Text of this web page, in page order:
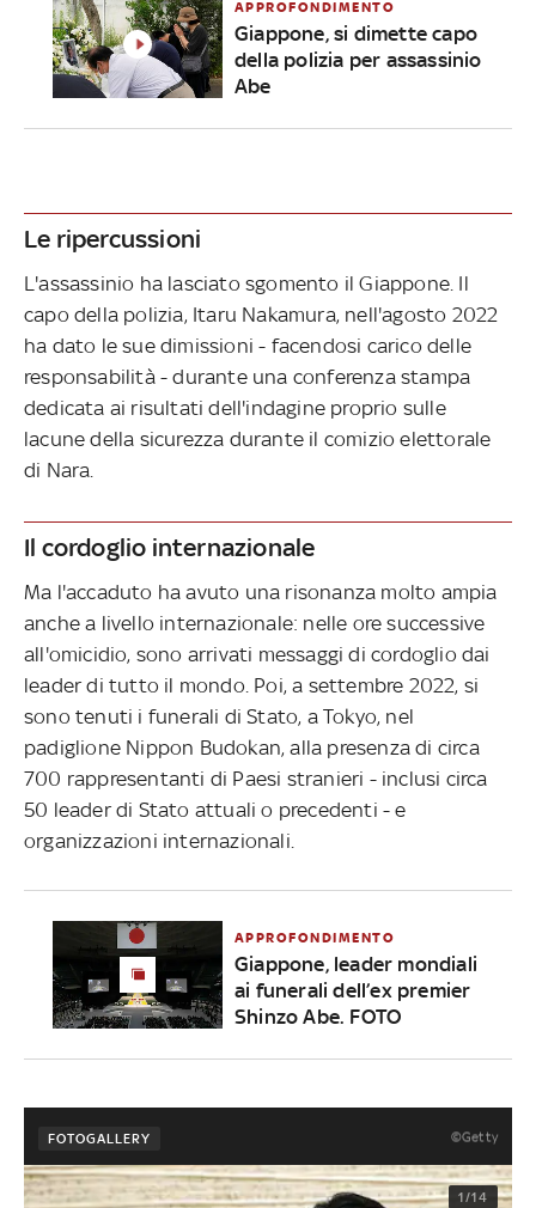
APPROFONDIMENTO
Giappone, si dimette capo
della polizia per assassinio
Abe
Le ripercussioni
L'assassinio ha lasciato sgomento il Giappone. Il
capo della polizia, Itaru Nakamura, nell'agosto 2022
ha dato le sue dimissioni - facendosi carico delle
responsabilità - durante una conferenza stampa
dedicata ai risultati dell'indagine proprio sulle
lacune della sicurezza durante il comizio elettorale
di Nara.
Il cordoglio internazionale
Ma l'accaduto ha avuto una risonanza molto ampia
anche a livello internazionale: nelle ore successive
all'omicidio, sono arrivati messaggi di cordoglio dai
leader di tutto il mondo. Poi, a settembre 2022, si
sono tenuti i funerali di Stato, a Tokyo, nel
padiglione Nippon Budokan, alla presenza di circa
700 rappresentanti di Paesi stranieri - inclusi circa
50 leader di Stato attuali o precedenti - e
organizzazioni internazionali.
APPROFONDIMENTO
Giappone, leader mondiali
ai funerali dell’ex premier
Shinzo Abe. FOTO
FOTOGALLERY ©Getty
1/14